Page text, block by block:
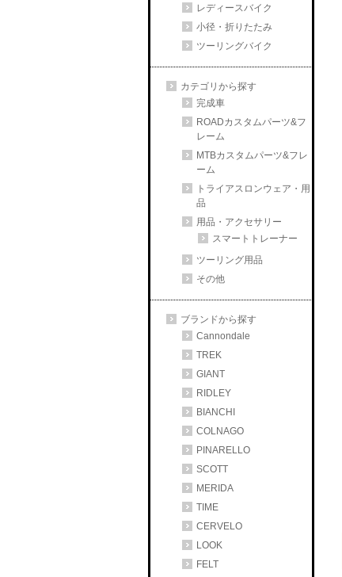
レディースバイク
小径・折りたたみ
ツーリングバイク
カテゴリから探す
完成車
ROADカスタムパーツ&フ
レーム
MTBカスタムパーツ&フレ
ーム
トライアスロンウェア・用
品
用品・アクセサリー
スマートトレーナー
ツーリング用品
その他
ブランドから探す
Cannondale
TREK
GIANT
RIDLEY
BIANCHI
COLNAGO
PINARELLO
SCOTT
MERIDA
TIME
CERVELO
LOOK
FELT